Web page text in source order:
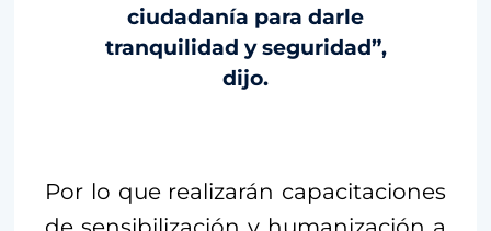
ciudadanía para darle
tranquilidad y seguridad”,
dijo.
Por lo que realizarán capacitaciones